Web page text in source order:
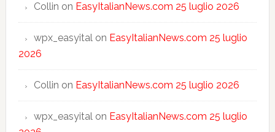
Collin on EasyItalianNews.com 25 luglio 2026
wpx_easyitalon EasyItalianNews.com 25 luglio
2026
Collin on EasyItalianNews.com 25 luglio 2026
wpx_easyitalon EasyItalianNews.com 25 luglio